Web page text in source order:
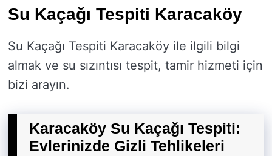
Su Kaçağı Tespiti Karacaköy
Su Kaçağı Tespiti Karacaköy ile ilgili bilgi
almak ve su sızıntısı tespit, tamir hizmeti için
bizi arayın.
Karacaköy Su Kaçağı Tespiti:
Evlerinizde Gizli Tehlikeleri